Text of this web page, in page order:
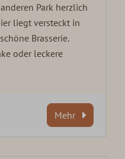
Park herzlich
liegt versteckt in
Brasserie.
oder leckere
Mehr